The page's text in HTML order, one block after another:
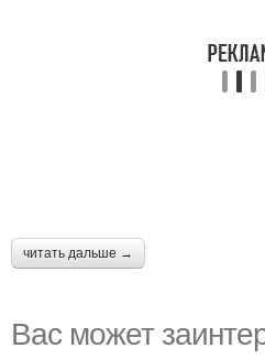
читать дальше →
Вас может